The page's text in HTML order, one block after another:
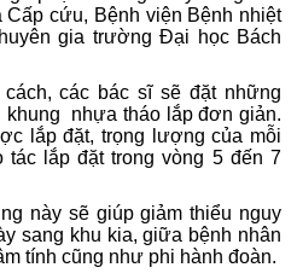
cứu, Bệnh viện Bệnh nhiệt
gia trường Đại học Bách
các bác sĩ sẽ đặt những
khung nhựa tháo lắp đơn giản.
lắp đặt, trọng lượng của mỗi
tác lắp đặt trong vòng 5 đến 7
này sẽ giúp giảm thiểu nguy
sang khu kia, giữa bệnh nhân
tính cũng như phi hành đoàn.